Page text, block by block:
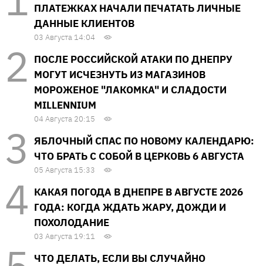
ПЛАТЕЖКАХ НАЧАЛИ ПЕЧАТАТЬ ЛИЧНЫЕ
ДАННЫЕ КЛИЕНТОВ
03 Августа 14:04
ПОСЛЕ РОССИЙСКОЙ АТАКИ ПО ДНЕПРУ
МОГУТ ИСЧЕЗНУТЬ ИЗ МАГАЗИНОВ
МОРОЖЕНОЕ "ЛАКОМКА" И СЛАДОСТИ
MILLENNIUM
04 Августа 20:15
ЯБЛОЧНЫЙ СПАС ПО НОВОМУ КАЛЕНДАРЮ:
ЧТО БРАТЬ С СОБОЙ В ЦЕРКОВЬ 6 АВГУСТА
05 Августа 15:33
КАКАЯ ПОГОДА В ДНЕПРЕ В АВГУСТЕ 2026
ГОДА: КОГДА ЖДАТЬ ЖАРУ, ДОЖДИ И
ПОХОЛОДАНИЕ
03 Августа 19:11
ЧТО ДЕЛАТЬ, ЕСЛИ ВЫ СЛУЧАЙНО